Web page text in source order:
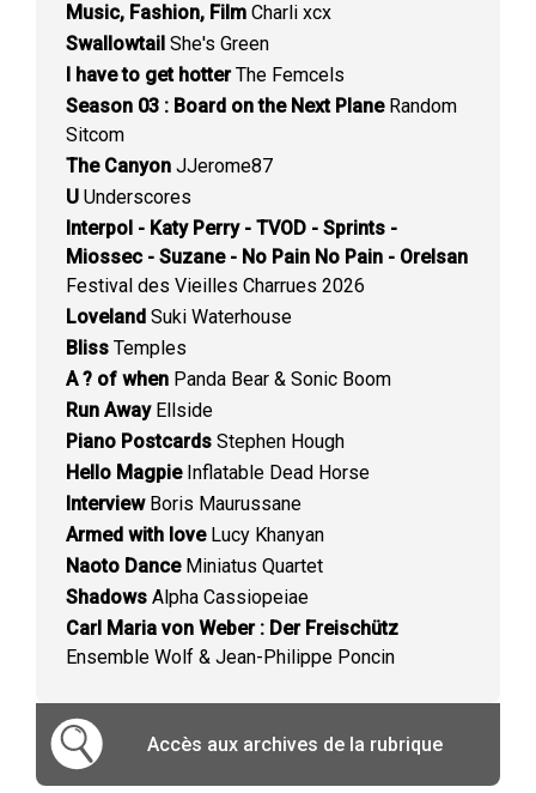
Music, Fashion, Film Charli xcx
Swallowtail She's Green
I have to get hotterThe Femcels
Season 03 : Board on the Next PlaneRandom
Sitcom
The Canyon JJerome87
U Underscores
Interpol - Katy Perry - TVOD - Sprints -
Miossec - Suzane - No Pain No Pain - Orelsan
Festival des Vieilles Charrues 2026
Loveland Suki Waterhouse
Bliss Temples
A ? of when Panda Bear & Sonic Boom
Run AwayEllside
Piano Postcards Stephen Hough
Hello MagpieInflatable Dead Horse
InterviewBoris Maurussane
Armed with loveLucy Khanyan
Naoto DanceMiniatus Quartet
Shadows Alpha Cassiopeiae
Carl Maria von Weber : Der Freischütz
Ensemble Wolf & Jean-Philippe Poncin
Accès aux archives de la rubrique